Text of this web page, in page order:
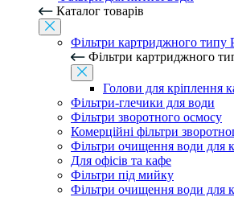
Каталог товарів
Фільтри картриджного типу
Фільтри картриджного
Голови для кріплення
Фільтри-глечики для води
Фільтри зворотного осмосу
Комерційні фільтри
Фільтри очищення води для
Для офісів та кафе
Фільтри під мийку
Фільтри очищення води для